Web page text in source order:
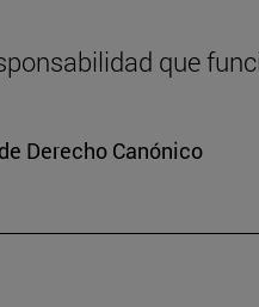
que
Derecho Canónico